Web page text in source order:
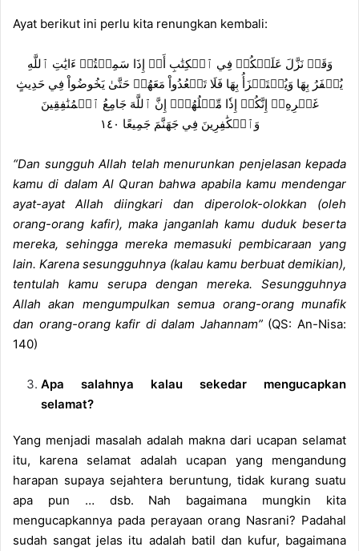
Ayat berikut ini perlu kita renungkan kembali:
وَقَدۡ نَزَّلَ عَلَيۡكُمۡ فِي ٱلۡكِتَٰبِ أَنۡ إِذَا سَمِعۡتُمۡ ءَايَٰتِ ٱللَّهِ
يُكۡفَرُ بِهَا وَيُسۡتَهۡزَأُ بِهَا فَلَا تَقۡعُدُواْ مَعَهُمۡ حَتَّىٰ يَخُوضُواْ فِي حَدِيثٍ
غَيۡرِهِۦٓ إِنَّكُمۡ إِذٗا مِّثۡلُهُمۡۗ إِنَّ ٱللَّهَ جَامِعُ ٱلۡمُنَٰفِقِينَ
وَٱلۡكَٰفِرِينَ فِي جَهَنَّمَ جَمِيعًا ١٤٠
“Dan sungguh Allah telah menurunkan penjelasan kepada
kamu di dalam Al Quran bahwa apabila kamu mendengar
ayat-ayat Allah diingkari dan diperolok-olokkan (oleh
orang-orang kafir), maka janganlah kamu duduk beserta
mereka, sehingga mereka memasuki pembicaraan yang
lain. Karena sesungguhnya (kalau kamu berbuat demikian),
tentulah kamu serupa dengan mereka. Sesungguhnya
Allah akan mengumpulkan semua orang-orang munafik
dan orang-orang kafir di dalam Jahannam”(QS: An-Nisa:
140)
Apa salahnya kalau sekedar mengucapkan
selamat?
Yang menjadi masalah adalah makna dari ucapan selamat
itu, karena selamat adalah ucapan yang mengandung
harapan supaya sejahtera beruntung, tidak kurang suatu
apa pun … dsb. Nah bagaimana mungkin kita
mengucapkannya pada perayaan orang Nasrani? Padahal
sudah sangat jelas itu adalah batil dan kufur, bagaimana